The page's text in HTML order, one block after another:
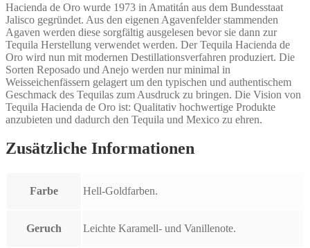
Hacienda de Oro wurde 1973 in Amatitán aus dem Bundesstaat
Jalisco gegründet. Aus den eigenen Agavenfelder stammenden
Agaven werden diese sorgfältig ausgelesen bevor sie dann zur
Tequila Herstellung verwendet werden. Der Tequila Hacienda de
Oro wird nun mit modernen Destillationsverfahren produziert. Die
Sorten Reposado und Anejo werden nur minimal in
Weisseichenfässern gelagert um den typischen und authentischem
Geschmack des Tequilas zum Ausdruck zu bringen. Die Vision von
Tequila Hacienda de Oro ist: Qualitativ hochwertige Produkte
anzubieten und dadurch den Tequila und Mexico zu ehren.
Zusätzliche Informationen
Farbe Hell-Goldfarben.
Geruch Leichte Karamell- und Vanillenote.